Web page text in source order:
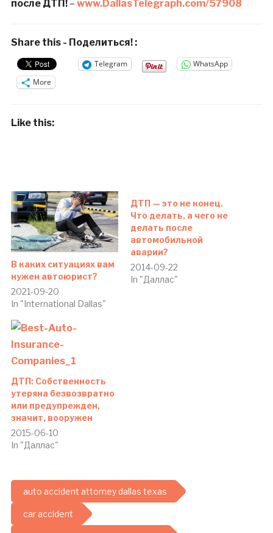
после ДТП!– www.DallasTelegraph.com/57908
Share this - Поделиться! :
Telegram
WhatsApp
More
Like this:
В каких ситуациях вам
нужен автоюрист?
2021-09-20
In "International Dallas"
ДТП — это не конец.
Что делать, а чего не
делать после
автомобильной
аварии?
2014-09-22
In "Даллас"
ДТП: Собственность
утеряна безвозвратно
или предупрежден,
значит, вооружен
2015-06-10
In "Даллас"
auto accident attorney dallas texas
car accident